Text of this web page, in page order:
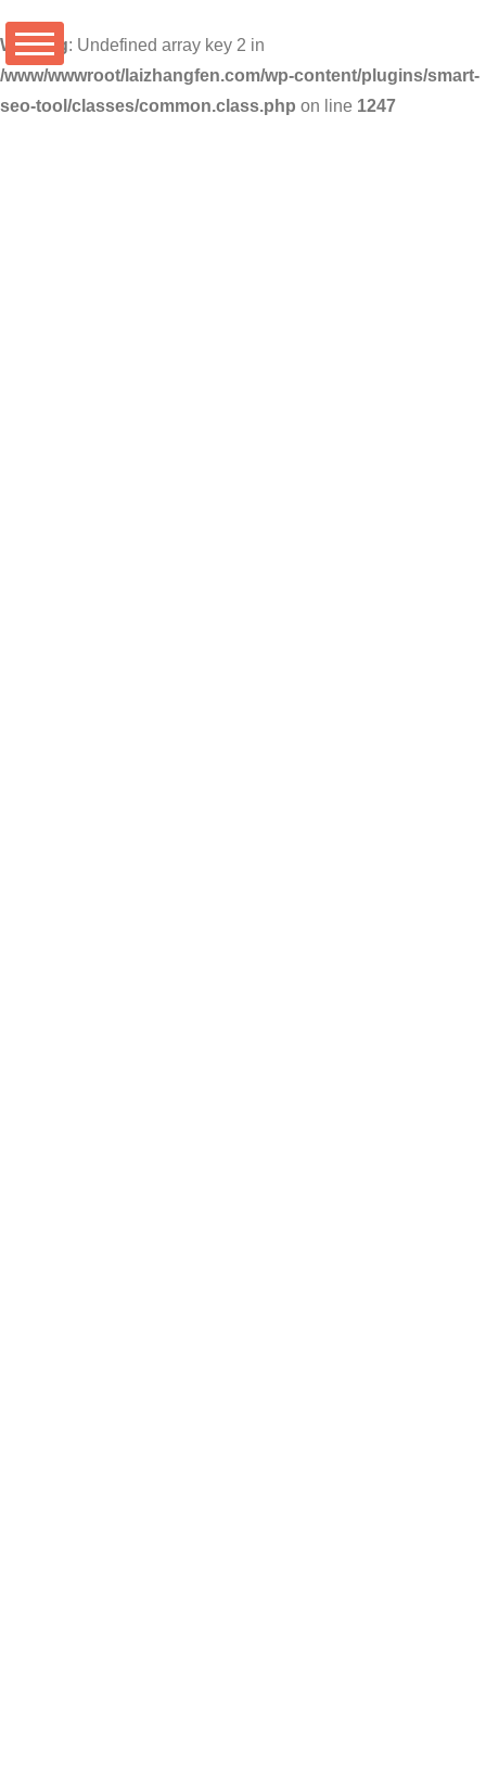
Warning: Undefined array key 2 in
/www/wwwroot/laizhangfen.com/wp-content/plugins/smart-
seo-tool/classes/common.class.php on line 1247